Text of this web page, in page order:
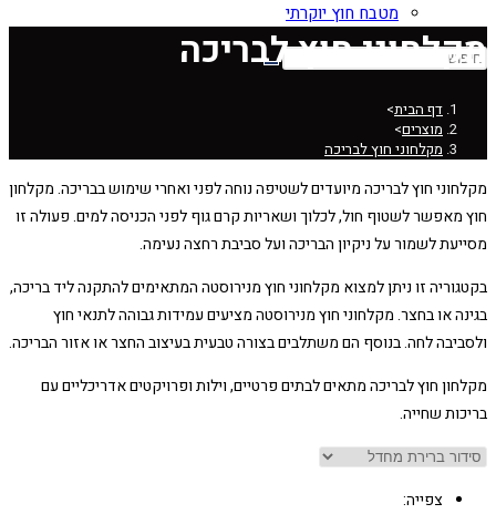
מטבח חוץ יוקרתי
מקלחוני חוץ לבריכה
דף הבית>
מוצרים>
מקלחוני חוץ לבריכה
מקלחוני חוץ לבריכה מיועדים לשטיפה נוחה לפני ואחרי שימוש בבריכה. מקלחון
חוץ מאפשר לשטוף חול, לכלוך ושאריות קרם גוף לפני הכניסה למים. פעולה זו
מסייעת לשמור על ניקיון הבריכה ועל סביבת רחצה נעימה.
בקטגוריה זו ניתן למצוא מקלחוני חוץ מנירוסטה המתאימים להתקנה ליד בריכה,
בגינה או בחצר. מקלחוני חוץ מנירוסטה מציעים עמידות גבוהה לתנאי חוץ
ולסביבה לחה. בנוסף הם משתלבים בצורה טבעית בעיצוב החצר או אזור הבריכה.
מקלחון חוץ לבריכה מתאים לבתים פרטיים, וילות ופרויקטים אדריכליים עם
בריכות שחייה.
צפייה: